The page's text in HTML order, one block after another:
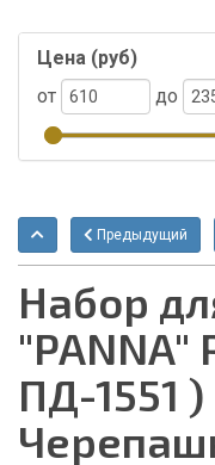
Цена (руб)
от
до
Предыдущий
Набор
"PANNA"
ПД-1551